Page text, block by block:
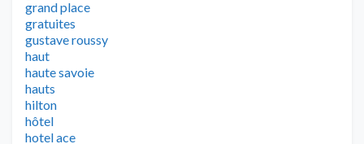
grand place
gratuites
gustave roussy
haut
haute savoie
hauts
hilton
hôtel
hotel ace